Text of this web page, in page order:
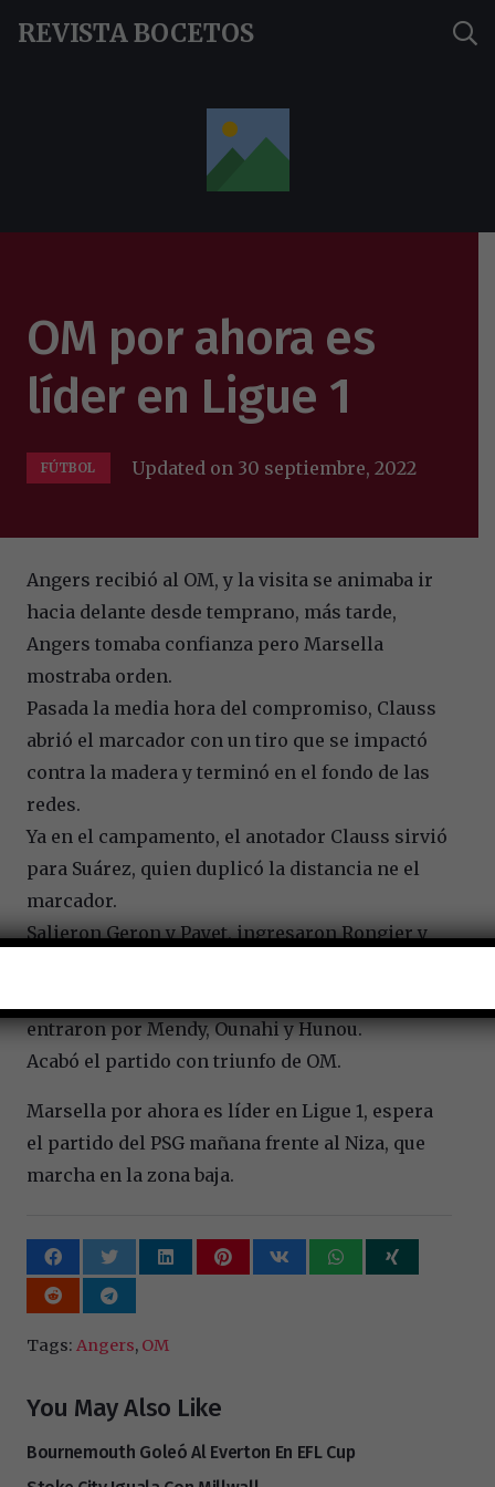
REVISTA BOCETOS
OM por ahora es
líder en Ligue 1
FÚTBOL Updated on 30 septiembre, 2022
Angers recibió al OM, y la visita se animaba ir
hacia delante desde temprano, más tarde,
Angers tomaba confianza pero Marsella
mostraba orden.
Pasada la media hora del compromiso, Clauss
abrió el marcador con un tiro que se impactó
contra la madera y terminó en el fondo de las
redes.
Ya en el campamento, el anotador Clauss sirvió
para Suárez, quien duplicó la distancia ne el
marcador.
Salieron Geron y Payet, ingresaron Rongier y
entraron por Mendy, Ounahi y Hunou.
Acabó el partido con triunfo de OM.
Marsella por ahora es líder en Ligue 1, espera
el partido del PSG mañana frente al Niza, que
marcha en la zona baja.
Tags: Angers, OM
You May Also Like
Bournemouth Goleó Al Everton En EFL Cup